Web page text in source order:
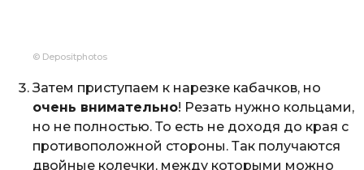
© Depositphotos
Затем приступаем к нарезке кабачков, но
очень внимательно! Резать нужно кольцами,
но не полностью. То есть не доходя до края с
противоположной стороны. Так получаются
двойные колечки, между которыми можно